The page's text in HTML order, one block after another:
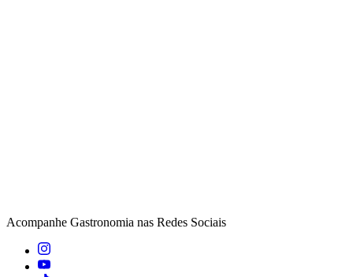
Acompanhe Gastronomia nas Redes Sociais